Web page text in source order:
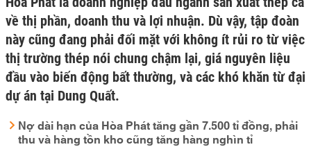
về thị phần, doanh thu và lợi nhuận. Dù vậy, tập đoàn
này cũng đang phải đối mặt với không ít rủi ro từ việc
thị trường thép nói chung chậm lại, giá nguyên liệu
đầu vào biến động bất thường, và các khó khăn từ đại
dự án tại Dung Quất.
Nợ dài hạn của Hòa Phát tăng gần 7.500 tỉ đồng, phải
thu và hàng tồn kho cũng tăng hàng nghìn tỉ